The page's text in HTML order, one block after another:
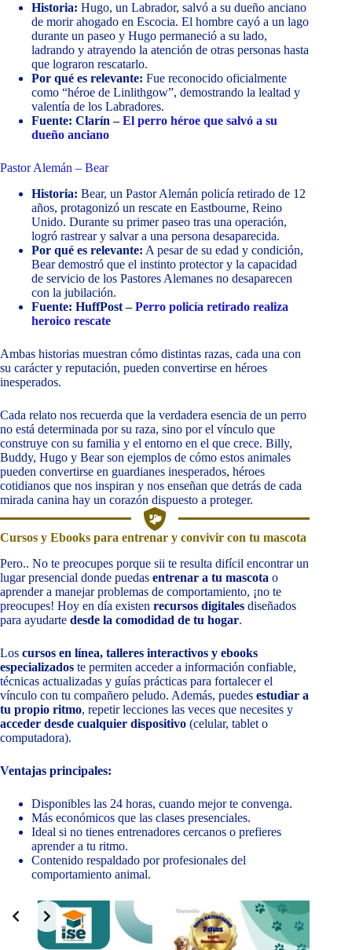
Historia: Hugo, un Labrador, salvó a su dueño anciano
de morir ahogado en Escocia. El hombre cayó a un lago
durante un paseo y Hugo permaneció a su lado,
ladrando y atrayendo la atención de otras personas hasta
que lograron rescatarlo.
Por qué es relevante: Fue reconocido oficialmente
como “héroe de Linlithgow”, demostrando la lealtad y
valentía de los Labradores.
Fuente: Clarín –El perro héroe que salvó a su
dueño anciano
Pastor Alemán – Bear
Historia: Bear, un Pastor Alemán policía retirado de 12
años, protagonizó un rescate en Eastbourne, Reino
Unido. Durante su primer paseo tras una operación,
logró rastrear y salvar a una persona desaparecida.
Por qué es relevante: A pesar de su edad y condición,
Bear demostró que el instinto protector y la capacidad
de servicio de los Pastores Alemanes no desaparecen
con la jubilación.
Fuente: HuffPost –Perro policía retirado realiza
heroico rescate
Ambas historias muestran cómo distintas razas, cada una con
su carácter y reputación, pueden convertirse en héroes
inesperados.
Cada relato nos recuerda que la verdadera esencia de un perro
no está determinada por su raza, sino por el vínculo que
construye con su familia y el entorno en el que crece. Billy,
Buddy, Hugo y Bear son ejemplos de cómo estos animales
pueden convertirse en guardianes inesperados, héroes
cotidianos que nos inspiran y nos enseñan que detrás de cada
mirada canina hay un corazón dispuesto a proteger.
Cursos y Ebooks para entrenar y convivir con tu mascota
Pero.. No te preocupes porque sii te resulta difícil encontrar un
lugar presencial donde puedas entrenar a tu mascota o
aprender a manejar problemas de comportamiento, ¡no te
preocupes! Hoy en día existen recursos digitales diseñados
para ayudarte desde la comodidad de tu hogar.
Los cursos en línea, talleres interactivos y ebooks
especializados te permiten acceder a información confiable,
técnicas actualizadas y guías prácticas para fortalecer el
vínculo con tu compañero peludo. Además, puedes estudiar a
tu propio ritmo, repetir lecciones las veces que necesites y
acceder desde cualquier dispositivo (celular, tablet o
computadora).
Ventajas principales:
Disponibles las 24 horas, cuando mejor te convenga.
Más económicos que las clases presenciales.
Ideal si no tienes entrenadores cercanos o prefieres
aprender a tu ritmo.
Contenido respaldado por profesionales del
comportamiento animal.
Slide 2 of 9